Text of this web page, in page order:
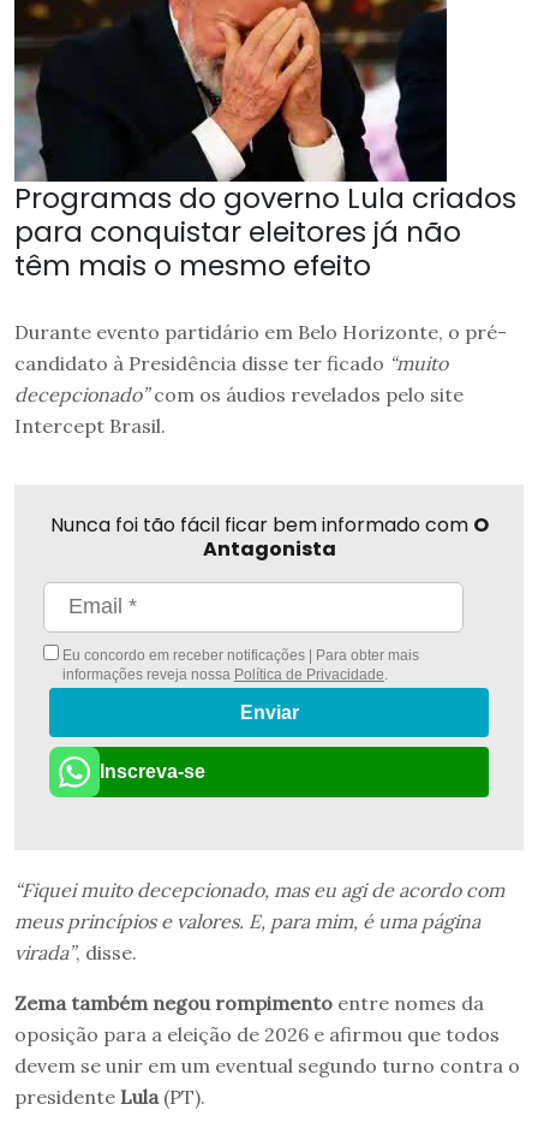
Programas do governo Lula criados
para conquistar eleitores já não
têm mais o mesmo efeito
Durante evento partidário em Belo Horizonte, o pré-
candidato à Presidência disse ter ficado “muito
decepcionado”com os áudios revelados pelo site
Intercept Brasil.
Nunca foi tão fácil ficar bem informado com O
Antagonista
Eu concordo em receber notificações | Para obter mais
informações reveja nossa Política de Privacidade
Enviar
Inscreva-se
“Fiquei muito decepcionado, mas eu agi de acordo com
meus princípios e valores. E, para mim, é uma página
virada”, disse.
Zema também negou rompimento entre nomes da
oposição para a eleição de 2026 e afirmou que todos
devem se unir em um eventual segundo turno contra o
presidente Lula (PT).